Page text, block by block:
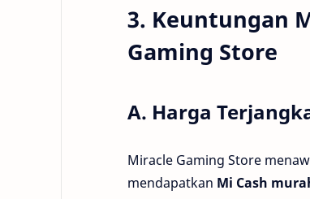
3. Keuntungan
Gaming Store
A. Harga
Miracle Gaming Store
mendapatkan Mi Cash